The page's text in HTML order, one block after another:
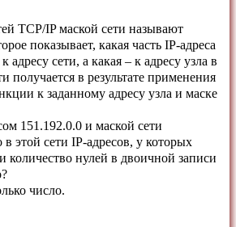
TCP/IP маской сети называют
показывает, какая часть IP-адреса
адресу сети, а какая – к адресу узла в
получается в результате применения
к заданному адресу узла и маске
151.192.0.0 и маской сети
в этой сети IP-адресов, у которых
количество нулей в двоичной записи
число.